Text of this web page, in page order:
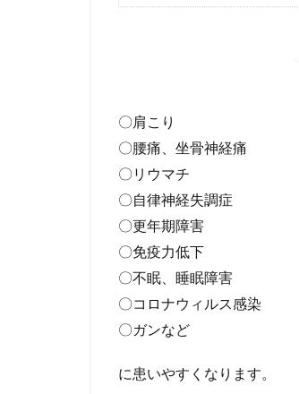
〇肩こり
〇腰痛、坐骨神経痛
〇リウマチ
〇自律神経失調症
〇更年期障害
〇免疫力低下
〇不眠、睡眠障害
〇コロナウィルス感染
〇ガンなど
に患いやすくなります。